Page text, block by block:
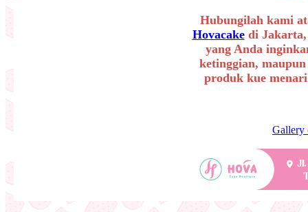
Hubungilah kami
Hovacakedi Jakarta,
yang Anda
ketinggian,
produk kue
Gallery